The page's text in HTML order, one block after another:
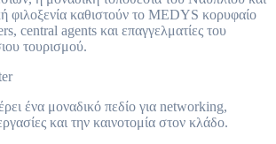
φιλοξενία καθιστούν το MEDYS κορυφαίο
central agents και επαγγελματίες του
τουρισμού.
ένα μοναδικό πεδίο για networking,
και την καινοτομία στον κλάδο.